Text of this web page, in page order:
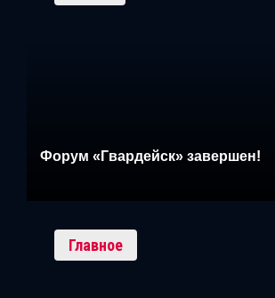
Форум «Гвардейск» завершен!
Главное